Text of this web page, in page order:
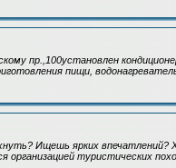
пр.,100установлен
пищи,
Ищешь ярких впечатлений?
организацией туристических